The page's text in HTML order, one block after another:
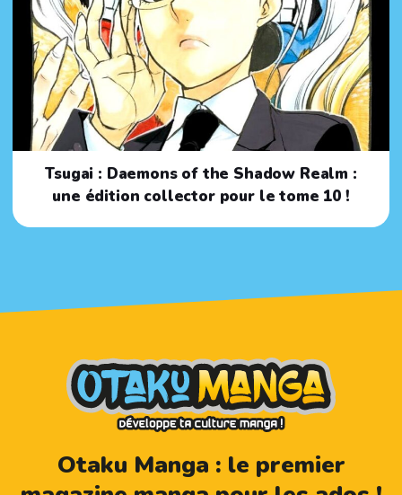
Tsugai : Daemons of the Shadow Realm :
une édition collector pour le tome 10 !
Otaku Manga : le premier